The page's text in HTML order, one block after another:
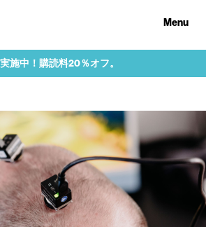
Menu
施中！購読料20％オフ。